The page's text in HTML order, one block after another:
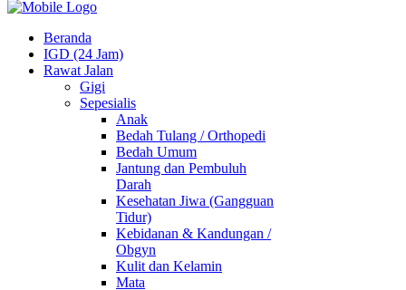
Beranda
IGD (24 Jam)
Rawat Jalan
Gigi
Sepesialis
Anak
Bedah Tulang / Orthopedi
Bedah Umum
Jantung dan Pembuluh
Darah
Kesehatan Jiwa (Gangguan
Tidur)
Kebidanan & Kandungan /
Obgyn
Kulit dan Kelamin
Mata